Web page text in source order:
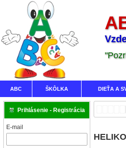
ABC ŠKÔLKA DIEŤA A
Prihlásenie - Registrácia
E-mail